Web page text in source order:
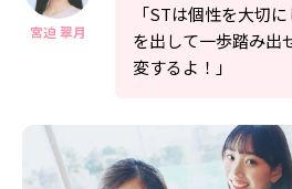
宮迫 翠月
「STは個性を大切
を出して一歩踏み出
変するよ！」